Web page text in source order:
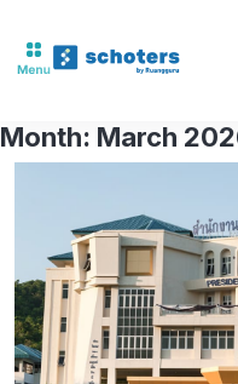
Month: March